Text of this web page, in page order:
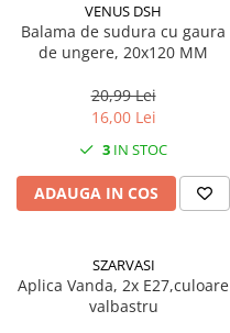
VENUS DSH
Balama de sudura cu gaura
de ungere, 20x120 MM
20,99 Lei
16,00 Lei
3 IN STOC
ADAUGA IN COS
SZARVASI
Aplica Vanda, 2x E27,culoare
valbastru